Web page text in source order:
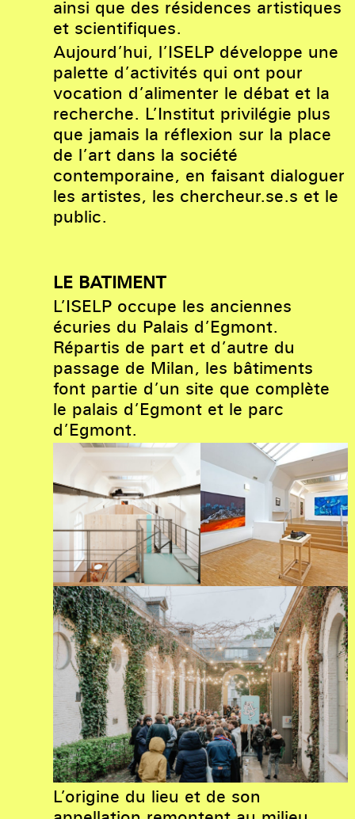
ainsi que des résidences artistiques
et scientifiques.
Aujourd’hui, l’ISELP développe une
palette d’activités qui ont pour
vocation d’alimenter le débat et la
recherche. L’Institut privilégie plus
que jamais la réflexion sur la place
de l’art dans la société
contemporaine, en faisant dialoguer
les artistes, les chercheur.se.s et le
public.
LE BATIMENT
L’ISELP occupe les anciennes
écuries du Palais d’Egmont.
Répartis de part et d’autre du
passage de Milan, les bâtiments
font partie d’un site que complète
le palais d’Egmont et le parc
d’Egmont.
L’origine du lieu et de son